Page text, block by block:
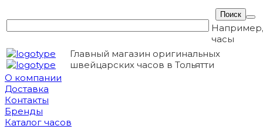
Например,
часы
Главный магазин оригинальных
швейцарских часов в Тольятти
О компании
Доставка
Контакты
Бренды
Каталог часов